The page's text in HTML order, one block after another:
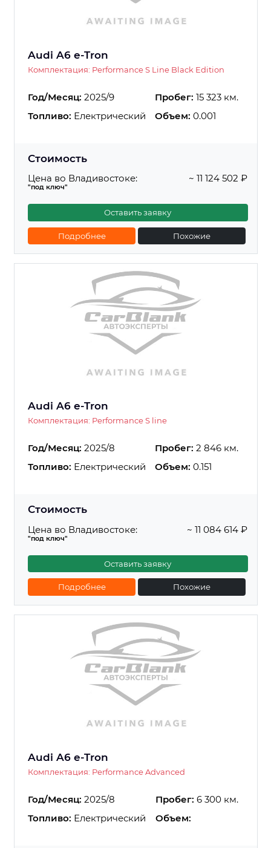
Audi A6 e-Tron
Комплектация: Performance S Line Black Edition
Год/Месяц: 2025/9 Пробег: 15 323 км.
Топливо: Електрический Объем: 0.001
Стоимость
Цена во Владивостоке:
"под ключ"
~ 11 124 502 ₽
Оставить заявку
Подробнее Похожие
Audi A6 e-Tron
Комплектация: Performance S line
Год/Месяц: 2025/8 Пробег: 2 846 км.
Топливо: Електрический Объем: 0.151
Стоимость
Цена во Владивостоке:
"под ключ"
~ 11 084 614 ₽
Оставить заявку
Подробнее Похожие
Audi A6 e-Tron
Комплектация: Performance Advanced
Год/Месяц: 2025/8 Пробег: 6 300 км.
Топливо: Електрический Объем: